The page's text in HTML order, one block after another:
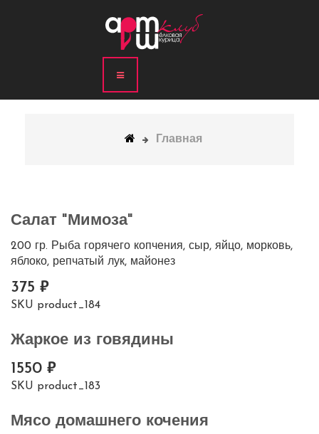
Главная
Салат "Мимоза"
200 гр. Рыба горячего копчения, сыр, яйцо, морковь,
яблоко, репчатый лук, майонез
375
SKU product_184
Жаркое из говядины
1550
SKU product_183
Мясо домашнего кочения